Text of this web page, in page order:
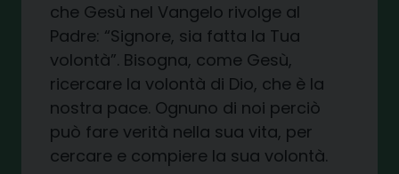
che Gesù nel Vangelo rivolge al
Padre: “Signore, sia fatta la Tua
volontà”. Bisogna, come Gesù,
ricercare la volontà di Dio, che è la
nostra pace. Ognuno di noi perciò
può fare verità nella sua vita, per
cercare e compiere la sua volontà.